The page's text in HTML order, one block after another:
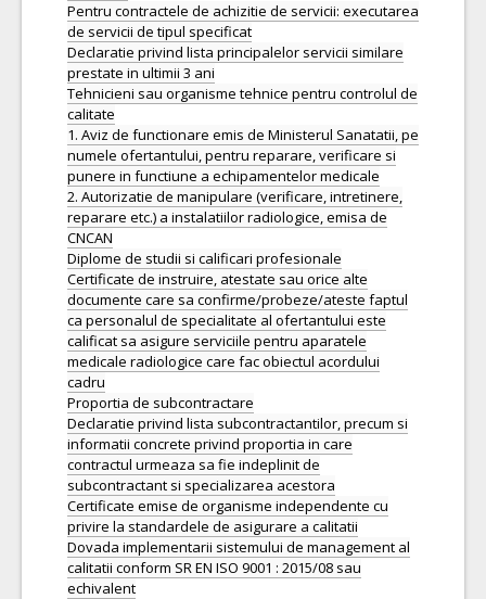
Pentru contractele de achizitie de servicii: executarea
de servicii de tipul specificat
Declaratie privind lista principalelor servicii similare
prestate in ultimii 3 ani
Tehnicieni sau organisme tehnice pentru controlul de
calitate
1. Aviz de functionare emis de Ministerul Sanatatii, pe
numele ofertantului, pentru reparare, verificare si
punere in functiune a echipamentelor medicale
2. Autorizatie de manipulare (verificare, intretinere,
reparare etc.) a instalatiilor radiologice, emisa de
CNCAN
Diplome de studii si calificari profesionale
Certificate de instruire, atestate sau orice alte
documente care sa confirme/probeze/ateste faptul
ca personalul de specialitate al ofertantului este
calificat sa asigure serviciile pentru aparatele
medicale radiologice care fac obiectul acordului
cadru
Proportia de subcontractare
Declaratie privind lista subcontractantilor, precum si
informatii concrete privind proportia in care
contractul urmeaza sa fie indeplinit de
subcontractant si specializarea acestora
Certificate emise de organisme independente cu
privire la standardele de asigurare a calitatii
Dovada implementarii sistemului de management al
calitatii conform SR EN ISO 9001 : 2015/08 sau
echivalent